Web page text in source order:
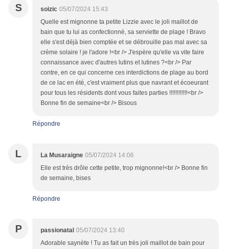
S soizic 05/07/2024 15:43
Quelle est mignonne ta petite Lizzie avec le joli maillot de
bain que tu lui as confectionné, sa serviette de plage ! Bravo
elle s'est déjà bien comptée et se débrouille pas mal avec sa
crème solaire ! je l'adore !<br /> J'espère qu'elle va vite faire
connaissance avec d'autres lutins et lutines ?<br /> Par
contre, en ce qui concerne ces interdictions de plage au bord
de ce lac en été, c'est vraiment plus que navrant et écoeurant
pour tous les résidents dont vous faites parties !!!!!!!!!!!!<br />
Bonne fin de semaine<br /> Bisous
Répondre
L La Musaraigne 05/07/2024 14:06
Elle est très drôle cette petite, trop mignonne!<br /> Bonne fin
de semaine, bises
Répondre
P passionatal 05/07/2024 13:40
Adorable saynète ! Tu as fait un très joli maillot de bain pour